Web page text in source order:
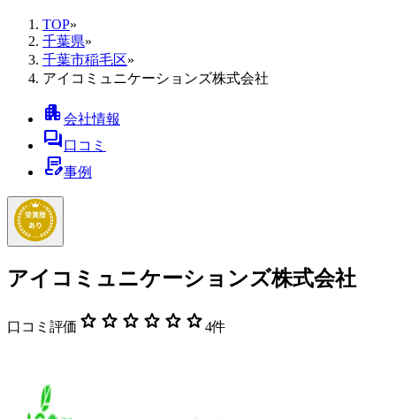
TOP»
千葉県»
千葉市稲毛区»
アイコミュニケーションズ株式会社
apartment会社情報
forum口コミ
contract_edit事例
アイコミュニケーションズ株式会社
口コミ評価 star star star star star star4件